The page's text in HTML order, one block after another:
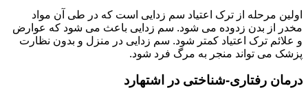
اولین مرحله از ترک اعتیاد سم زدایی است که در طی آن مواد
مخدر از بدن زدوده می شود. سم زدایی باعث می شود که عوارض
و علائم ترک اعتیاد کمتر شود. سم زدایی در منزل و بدون نظارت
پزشک می تواند منجر به مرگ فرد شود.
درمان رفتاری-شناختی در اشتهارد